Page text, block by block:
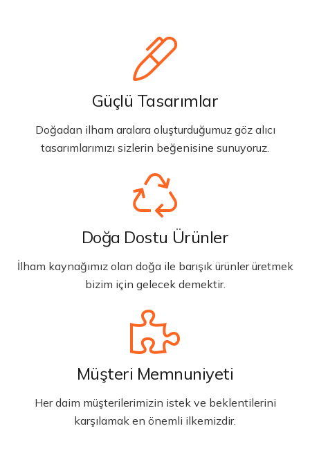
Güçlü Tasarımlar
Doğadan ilham aralara oluşturduğumuz göz alıcı
tasarımlarımızı sizlerin beğenisine sunuyoruz.
Doğa Dostu Ürünler
İlham kaynağımız olan doğa ile barışık ürünler üretmek
bizim için gelecek demektir.
Müşteri Memnuniyeti
Her daim müşterilerimizin istek ve beklentilerini
karşılamak en önemli ilkemizdir.